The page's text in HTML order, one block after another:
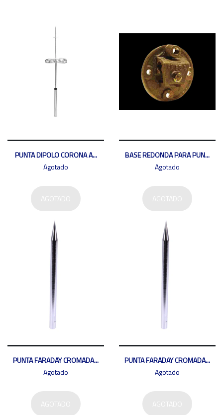
PUNTA DIPOLO CORONA A...
Agotado
BASE REDONDA PARA PUN...
Agotado
PUNTA FARADAY CROMADA...
Agotado
PUNTA FARADAY CROMADA...
Agotado